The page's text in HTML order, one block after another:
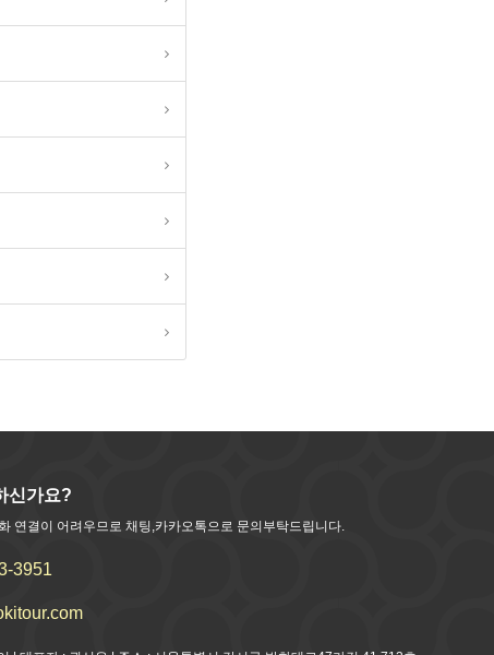
신가요?
연결이 어려우므로 채팅,카카오톡으로 문의부탁드립니다.
3951